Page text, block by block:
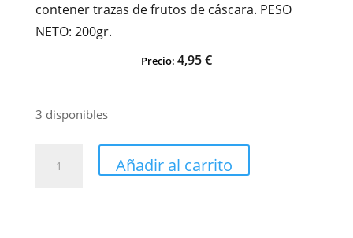
contener trazas de frutos de cáscara. PESO
NETO: 200gr.
Precio: 4,95€
3 disponibles
Añadir al carrito